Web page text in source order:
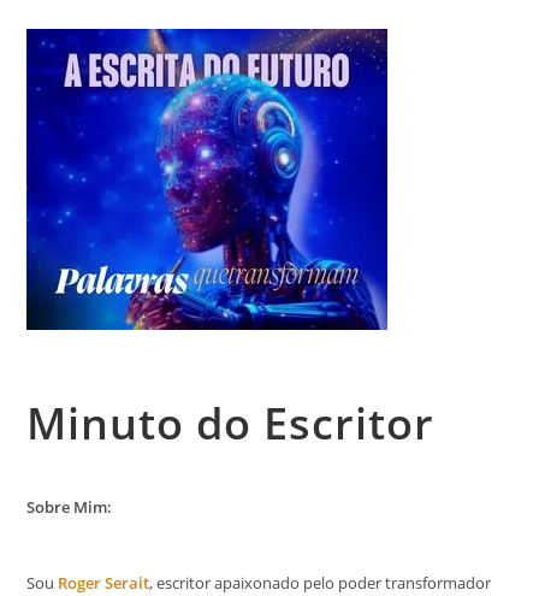
Minuto do Escritor
Sobre Mim:
Sou Roger Serait, escritor apaixonado pelo poder transformador